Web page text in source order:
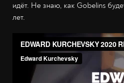
идёт. Не знаю, как Gobelins
лет.